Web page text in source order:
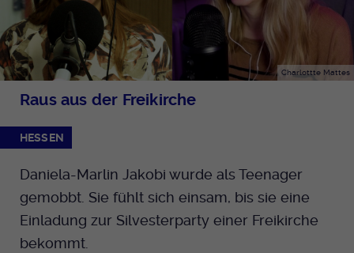
Charlottte Mattes
Raus aus der Freikirche
HESSEN
Daniela-Marlin Jakobi wurde als Teenager
gemobbt. Sie fühlt sich einsam, bis sie eine
Einladung zur Silvesterparty einer Freikirche
bekommt.